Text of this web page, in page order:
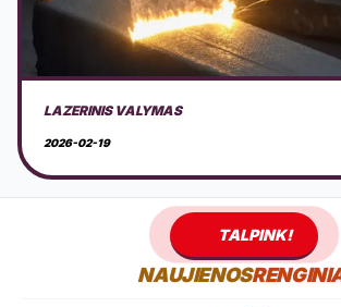
TALPINK!
NAUJIENOSRENGINIAI